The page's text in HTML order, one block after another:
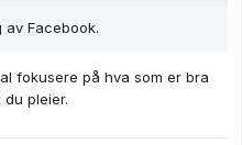
Facebook.
fokusere på hva som er bra
pleier.